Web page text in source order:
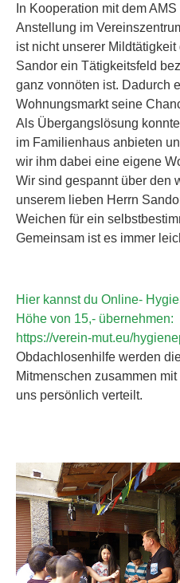
In Kooperation mit dem
Anstellung im
ist nicht unserer
Sandor ein Tätigkeitsfeld
ganz vonnöten ist. Dadurch
Wohnungsmarkt seine
Als Übergangslösung
im Familienhaus anbieten
wir ihm dabei eine eigene
Wir sind gespannt über den
unserem lieben Herrn
Weichen für ein
Gemeinsam ist es immer
Hier kannst du Online-
Höhe von 15,- übernehmen:
https://verein-mut.eu/
Obdachlosenhilfe werden
Mitmenschen zusammen
uns persönlich verteilt.